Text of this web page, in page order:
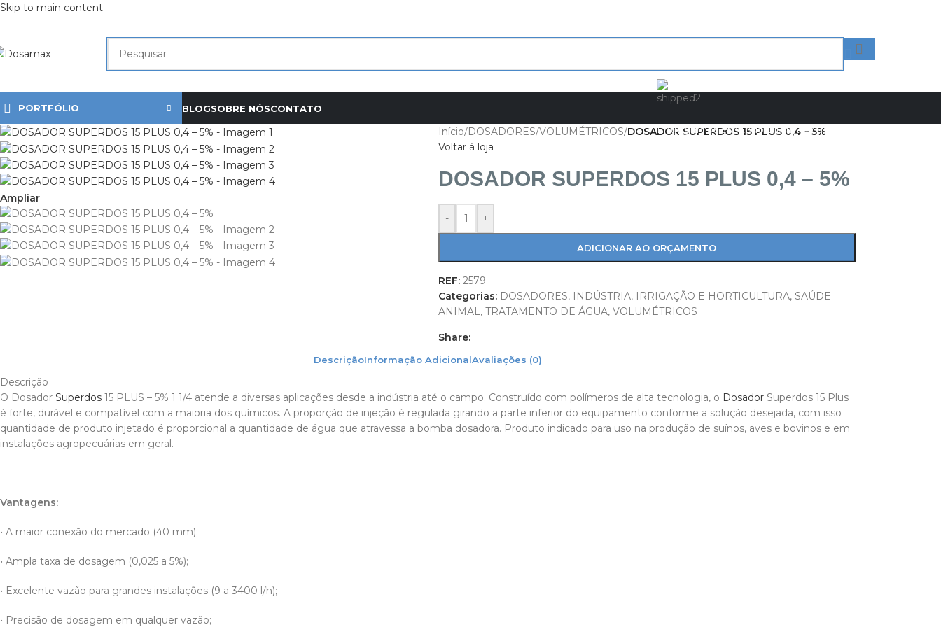
Skip to main content
PORTFÓLIO BLOGSOBRE NÓSCONTATO
Entregamos em todo o território nacional!
Ampliar
Início/DOSADORES/VOLUMÉTRICOS/DOSADOR SUPERDOS 15 PLUS 0,4 – 5%
Voltar à loja
DOSADOR SUPERDOS 15 PLUS 0,4 – 5%
- +
ADICIONAR AO ORÇAMENTO
REF: 2579
Categorias: DOSADORES, INDÚSTRIA, IRRIGAÇÃO E HORTICULTURA, SAÚDE
ANIMAL, TRATAMENTO DE ÁGUA, VOLUMÉTRICOS
Share:
DescriçãoInformação AdicionalAvaliações (0)
Descrição
O Dosador Superdos 15 PLUS – 5% 1 1/4 atende a diversas aplicações desde a indústria até o campo. Construído com polímeros de alta tecnologia, o Dosador Superdos 15 Plus
é forte, durável e compatível com a maioria dos químicos. A proporção de injeção é regulada girando a parte inferior do equipamento conforme a solução desejada, com isso
quantidade de produto injetado é proporcional a quantidade de água que atravessa a bomba dosadora. Produto indicado para uso na produção de suínos, aves e bovinos e em
instalações agropecuárias em geral.
Vantagens:
• A maior conexão do mercado (40 mm);
• Ampla taxa de dosagem (0,025 a 5%);
• Excelente vazão para grandes instalações (9 a 3400 l/h);
• Precisão de dosagem em qualquer vazão;